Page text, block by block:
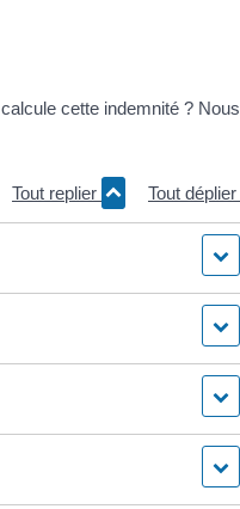
cette indemnité ? Nous
Tout replier Tout déplier